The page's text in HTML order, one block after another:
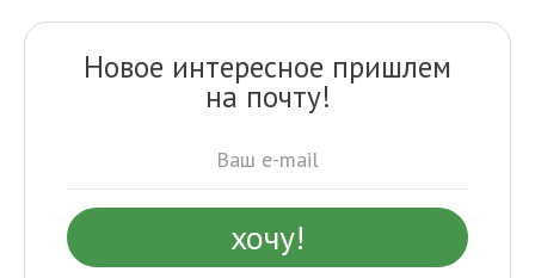
Новое интересное пришлем
на почту!